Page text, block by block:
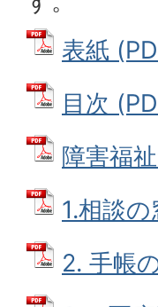
表紙
目次
障害福
1.相談
2. 手帳